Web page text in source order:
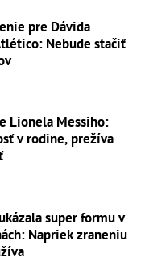
pre Dávida
Nebude stačiť
Lionela Messiho:
v rodine, prežíva
super formu v
Napriek zraneniu